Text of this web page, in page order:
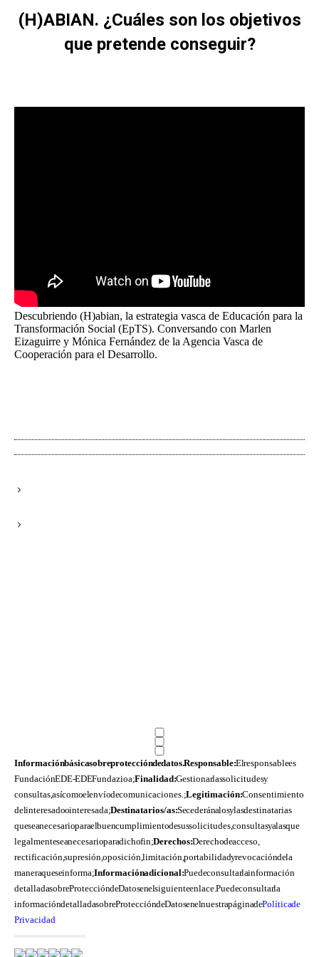
(H)ABIAN. ¿Cuáles son los objetivos
que pretende conseguir?
Descubriendo (H)abian, la estrategia vasca de Educación para la
Transformación Social (EpTS). Conversando con Marlen
Eizaguirre y Mónica Fernández de la Agencia Vasca de
Cooperación para el Desarrollo.
Información básica sobre protección de datos. Responsable:El responsable es
Fundación EDE- EDE Fundazioa;Finalidad:Gestionar las solicitudes y
consultas, así como el envío de comunicaciones.;Legitimación:Consentimiento
del interesado o interesada;Destinatarios/as:Se cederán a los y las destinatarias
que sea necesario para el buen cumplimiento de sus solicitudes, consultas y a las que
legalmente sea necesario para dicho fin;Derechos:Derecho de acceso,
rectificación, supresión, oposición, limitación, portabilidad y revocación de la
manera que se informa;Información adicional:Puede consultar la información
detallada sobre Protección de Datos en el siguiente enlace. Puede consultar la
información detallada sobre Protección de Datos en el nuestra página dePolítica de
Privacidad